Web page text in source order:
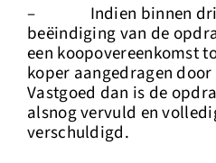
– Indien binnen drie
beëindiging van de
een koopovereenkomst
koper aangedragen
Vastgoed dan is de
alsnog vervuld en
verschuldigd.